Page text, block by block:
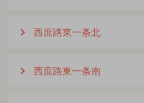
西庶路東一条北
西庶路東一条南